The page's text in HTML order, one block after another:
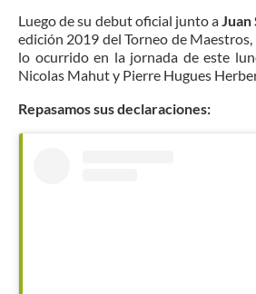
Luego de su debut oficial junto aJuan
edición 2019 del Torneo de Maestros,
lo ocurrido en la jornada de este
Nicolas Mahut y Pierre Hugues
Repasamos sus declaraciones: